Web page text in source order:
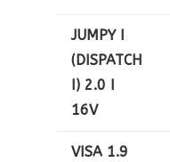
JUMPY I
(DISPATCH
I) 2.0 I
16V
VISA 1.9